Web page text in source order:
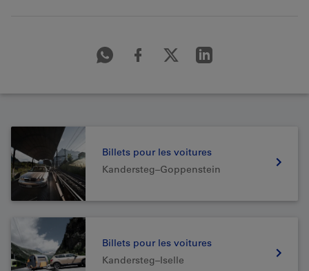
Billets pour les voitures
Kandersteg–Goppenstein
Billets pour les voitures
Kandersteg–Iselle